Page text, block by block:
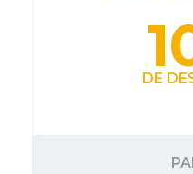
DE